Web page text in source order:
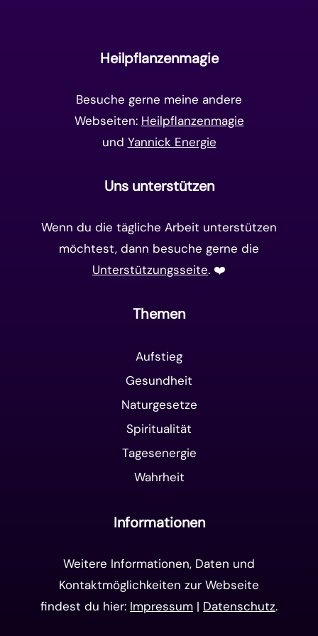
Heilpflanzenmagie
Besuche gerne meine andere
Webseiten: Heilpflanzenmagie
und Yannick Energie
Uns unterstützen
Wenn du die tägliche Arbeit unterstützen
möchtest, dann besuche gerne die
Unterstützungsseite. ❤️️
Themen
Aufstieg
Gesundheit
Naturgesetze
Spiritualität
Tagesenergie
Wahrheit
Informationen
Weitere Informationen, Daten und
Kontaktmöglichkeiten zur Webseite
findest du hier: Impressum | Datenschutz.